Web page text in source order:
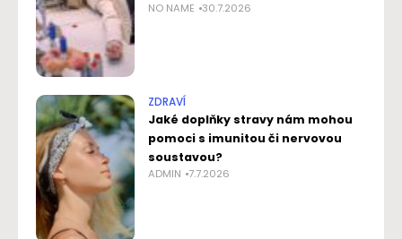
NO NAME 30.7.2026
ZDRAVÍ
Jaké doplňky stravy nám mohou
pomoci s imunitou či nervovou
soustavou?
ADMIN 7.7.2026